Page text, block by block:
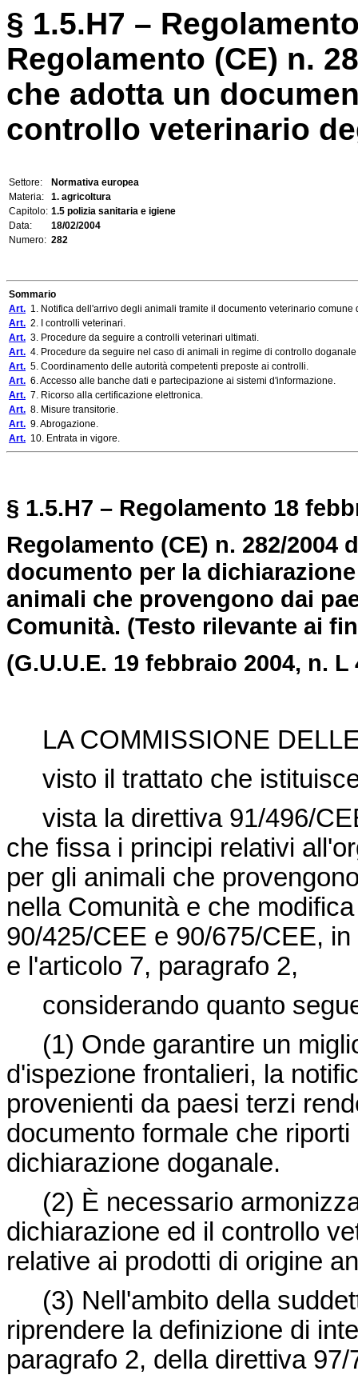
§ 1.5.H7 –
Regolamento (CE) n.
che adotta un
controllo veterinario
Settore:
Normativa europea
Materia:
1. agricoltura
Capitolo: 1.5 polizia sanitaria e igiene
Data:
18/02/2004
Numero: 282
Sommario
Art. 1. Notifica dell'arrivo degli animali tramite il documento veterinario comune
Art. 2. I controlli veterinari.
Art. 3. Procedure da seguire a controlli veterinari ultimati.
Art. 4. Procedure da seguire nel caso di animali in regime di controllo
Art. 5. Coordinamento delle autorità competenti preposte ai controlli.
Art. 6. Accesso alle banche dati e partecipazione ai sistemi d'informazione.
Art. 7. Ricorso alla certificazione elettronica.
Art. 8. Misure transitorie.
Art. 9. Abrogazione.
Art. 10. Entrata in vigore.
§ 1.5.H7 – Regolamento 18
Regolamento (CE) n. 282/
documento per la
animali che provengono dai
Comunità. (Testo rilevante ai
(G.U.U.E. 19 febbraio 2004, n. L
LA COMMISSIONE
visto il trattato che
vista la direttiva 91/496/
che fissa i principi relativi
per gli animali che
nella Comunità e che
90/425/CEE e 90/675/CEE,
e l'articolo 7, paragrafo 2,
considerando quanto
(1) Onde garantire un
d'ispezione frontalieri, la
provenienti da paesi terzi
documento formale che
dichiarazione doganale.
(2) È necessario
dichiarazione ed il controllo
relative ai prodotti di origine
(3) Nell'ambito della
riprendere la definizione di
paragrafo 2, della direttiva